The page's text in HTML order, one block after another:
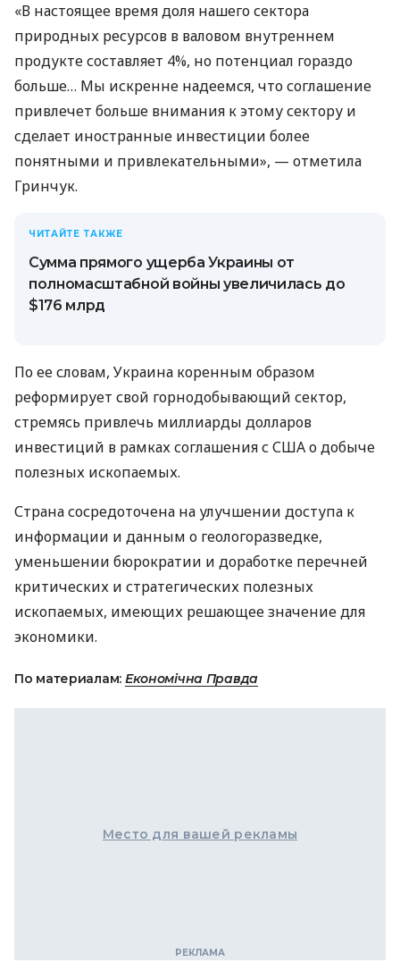
«В настоящее время доля нашего сектора
природных ресурсов в валовом внутреннем
продукте составляет 4%, но потенциал гораздо
больше… Мы искренне надеемся, что соглашение
привлечет больше внимания к этому сектору и
сделает иностранные инвестиции более
понятными и привлекательными», — отметила
Гринчук.
ЧИТАЙТЕ ТАКЖЕ
Сумма прямого ущерба Украины от
полномасштабной войны увеличилась до
$176 млрд
По ее словам, Украина коренным образом
реформирует свой горнодобывающий сектор,
стремясь привлечь миллиарды долларов
инвестиций в рамках соглашения с США о добыче
полезных ископаемых.
Страна сосредоточена на улучшении доступа к
информации и данным о геологоразведке,
уменьшении бюрократии и доработке перечней
критических и стратегических полезных
ископаемых, имеющих решающее значение для
экономики.
По материалам: Економічна Правда
Место для вашей рекламы